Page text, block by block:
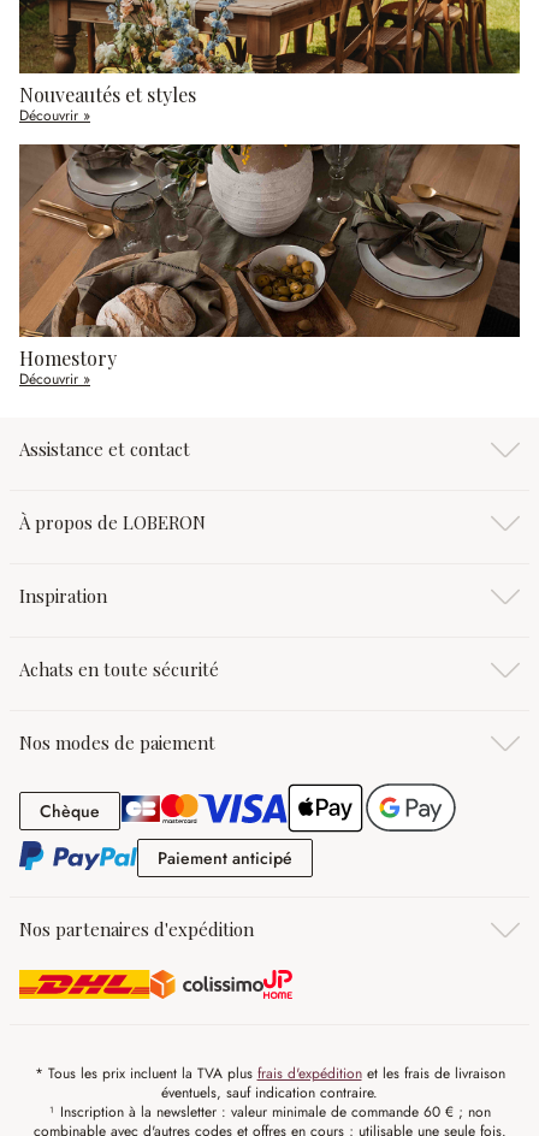
Nouveautés et styles
Découvrir »
Homestory
Découvrir »
Assistance et contact
À propos de LOBERON
Inspiration
Achats en toute sécurité
Nos modes de paiement
Chèque Chèque
Paiement anticipé
Nos partenaires d'expédition
* Tous les prix incluent la TVA plus frais d'expéditionet les frais de livraison
éventuels, sauf indication contraire.
¹ Inscription à la newsletter : valeur minimale de commande 60 € ; non
combinable avec d'autres codes et offres en cours ; utilisable une seule fois.